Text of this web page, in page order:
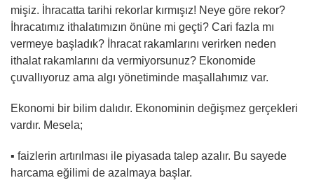
mişiz. İhracatta tarihi rekorlar kırmışız! Neye göre rekor?
İhracatımız ithalatımızın önüne mi geçti? Cari fazla mı
vermeye başladık? İhracat rakamlarını verirken neden
ithalat rakamlarını da vermiyorsunuz? Ekonomide
çuvallıyoruz ama algı yönetiminde maşallahımız var.
Ekonomi bir bilim dalıdır. Ekonominin değişmez gerçekleri
vardır. Mesela;
▪︎ faizlerin artırılması ile piyasada talep azalır. Bu sayede
harcama eğilimi de azalmaya başlar.